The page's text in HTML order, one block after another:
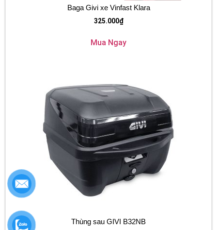
Baga Givi xe Vinfast Klara
325.000₫
Mua Ngay
Thùng sau GIVI B32NB